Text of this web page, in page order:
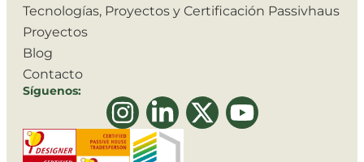
Tecnologías, Proyectos y Certificación Passivhaus
Proyectos
Blog
Contacto
Síguenos: